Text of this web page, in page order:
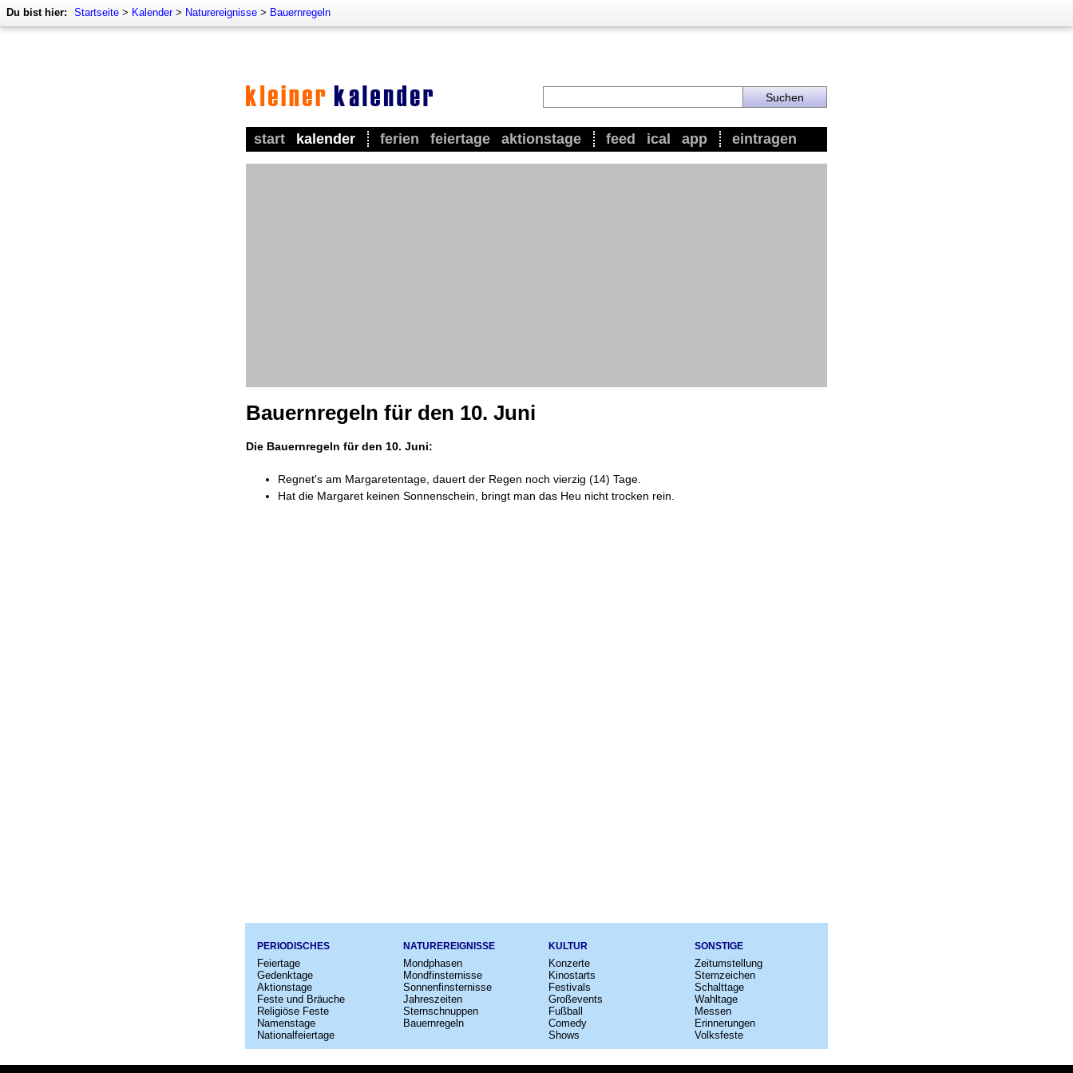
Du bist hier: Startseite > Kalender> Naturereignisse > Bauernregeln
start kalender ferien feiertage aktionstage feed ical app eintragen
Bauernregeln für den 10. Juni
Die Bauernregeln für den 10. Juni:
Regnet's am Margaretentage, dauert der Regen noch vierzig (14) Tage.
Hat die Margaret keinen Sonnenschein, bringt man das Heu nicht trocken rein.
PERIODISCHES
Feiertage
Gedenktage
Aktionstage
Feste und Bräuche
Religiöse Feste
Namenstage
Nationalfeiertage
NATUREREIGNISSE
Mondphasen
Mondfinsternisse
Sonnenfinsternisse
Jahreszeiten
Sternschnuppen
Bauernregeln
KULTUR
Konzerte
Kinostarts
Festivals
Großevents
Fußball
Comedy
Shows
SONSTIGE
Zeitumstellung
Sternzeichen
Schalttage
Wahltage
Messen
Erinnerungen
Volksfeste